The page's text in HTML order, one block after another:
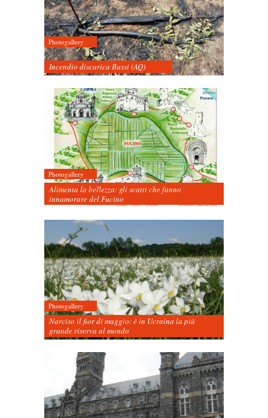
Photogallery
Incendio discarica Bussi (AQ)
Photogallery
Alimenta la bellezza: gli scatti che fanno
innamorare del Fucino
Photogallery
Narciso il fior di maggio: è in Ucraina la più
grande riserva al mondo